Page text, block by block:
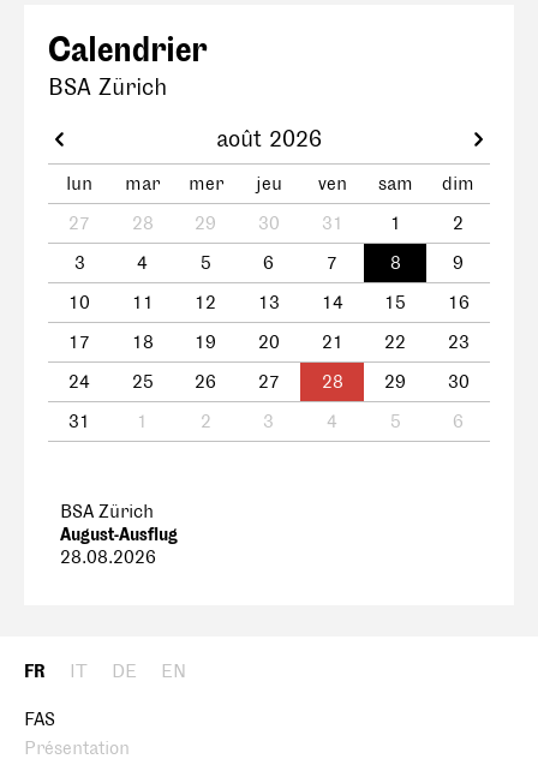
Calendrier
BSA Zürich
août 2026
lun mar mer jeu ven sam
dim
27
28 29 30 31 1
2
3
4 5 6 7 8
9
10
11 12 13 14 15
16
17
18 19 20 21 22
23
24
25 26 27 28 29
30
31
1 2 3 4 5 6
BSA Zürich
August-Ausflug
28.08.2026
FR IT DE EN
FAS
Présentation